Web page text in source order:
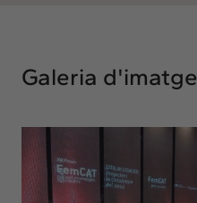
Galeria